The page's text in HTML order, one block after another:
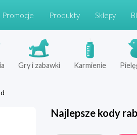
Promocje Produkty Sklepy
Gry i zabawki Karmienie
Najlepsze kody